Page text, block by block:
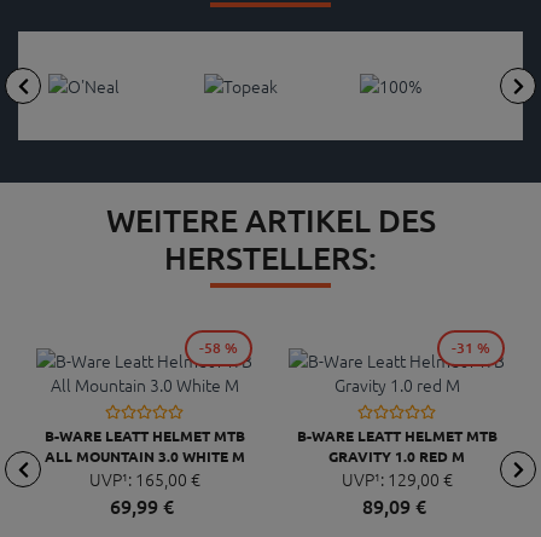
WEITERE ARTIKEL DES
HERSTELLERS:
B-WARE LEATT HELMET MTB
ALL MOUNTAIN 3.0 WHITE M
UVP¹: 165,00 €
69,99 €
-58 %
B-WARE LEATT HELMET MTB
GRAVITY 1.0 RED M
UVP¹: 129,00 €
89,09 €
-31 %